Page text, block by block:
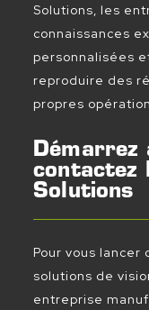
Solutions, les
connaissances
personnalisées
reproduire des
propres
Démarrez
contactez
Solutions
Pour vous
solutions de
entreprise